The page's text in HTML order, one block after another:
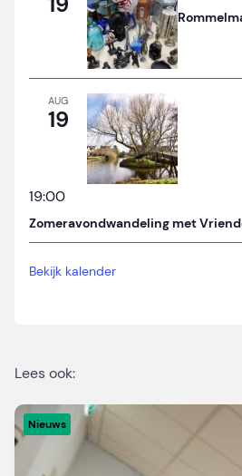
AUG
19
19:00
Zomeravondwandeling met
Bekijk kalender
Lees ook:
Nieuws